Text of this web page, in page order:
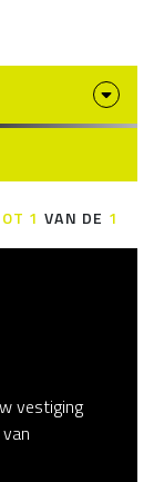
1 VAN DE 1
vestiging